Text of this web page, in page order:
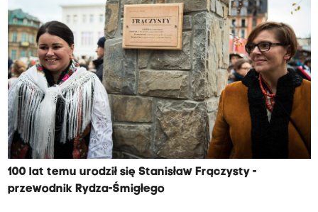
100 lat temu urodził się Stanisław Frączysty -
przewodnik Rydza-Śmigłego